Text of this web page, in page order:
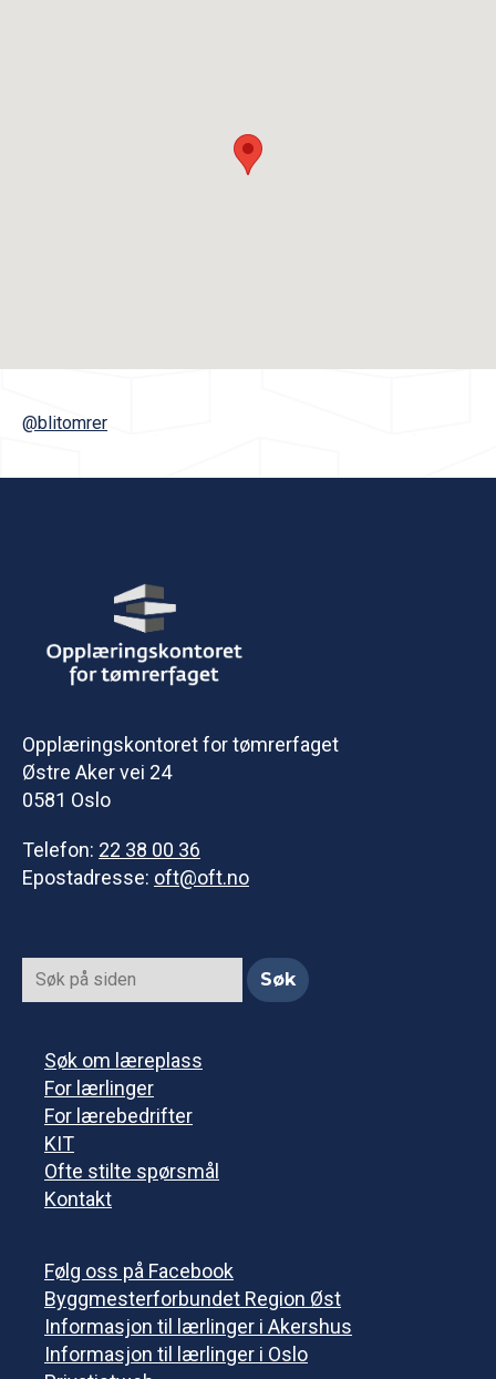
@blitomrer
Opplæringskontoret for tømrerfaget
Østre Aker vei 24
0581 Oslo
Telefon: 22 38 00 36
Epostadresse: oft@oft.no
Søk om læreplass
For lærlinger
For lærebedrifter
KIT
Ofte stilte spørsmål
Kontakt
Følg oss på Facebook
Byggmesterforbundet Region Øst
Informasjon til lærlinger i Akershus
Informasjon til lærlinger i Oslo